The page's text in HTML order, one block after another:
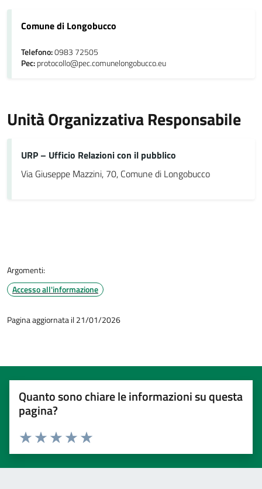
Comune di Longobucco
Telefono:0983 72505
Pec:protocollo@pec.comunelongobucco.eu
Unità Organizzativa Responsabile
URP – Ufficio Relazioni con il pubblico
Via Giuseppe Mazzini, 70, Comune di Longobucco
Argomenti:
Accesso all'informazione
Pagina aggiornata il 21/01/2026
Quanto sono chiare le informazioni su questa
pagina?
Valuta 5 stelle su 5
Valuta 4 stelle su 5
Valuta 3 stelle su 5
Valuta 2 stelle su 5
Valuta 1 stelle su 5